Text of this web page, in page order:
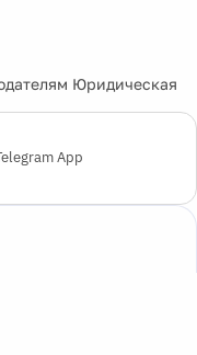
Юридическая
App